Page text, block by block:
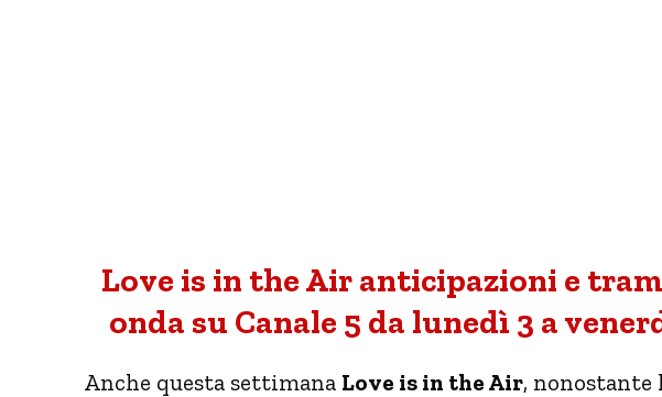
Love is in the Air anticipazioni e
onda su Canale 5 da lunedì 3 a
Anche questa settimana Love is in the Air,